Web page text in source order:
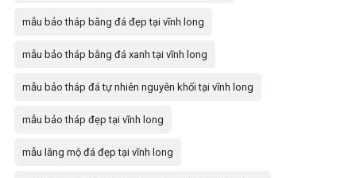
mẫu bảo tháp bằng đá đẹp tại vĩnh long
mẫu bảo tháp bằng đá xanh tại vĩnh long
mẫu bảo tháp đá tự nhiên nguyên khối tại vĩnh long
mẫu bảo tháp đẹp tại vĩnh long
mẫu lăng mộ đá đẹp tại vĩnh long